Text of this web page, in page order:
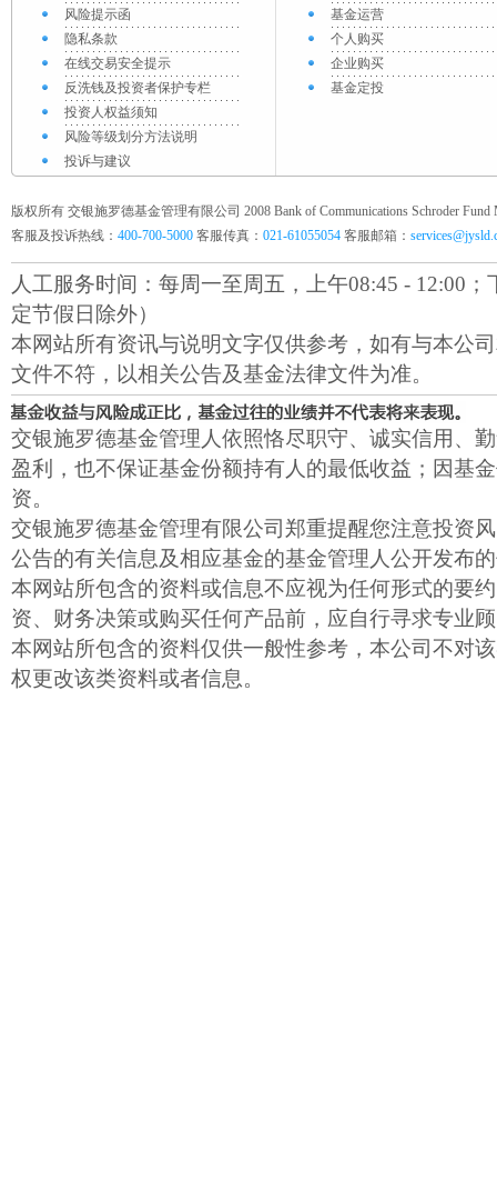
风险提示函
隐私条款
在线交易安全提示
反洗钱及投资者保护专栏
投资人权益须知
风险等级划分方法说明
投诉与建议
基金运营
个人购买
企业购买
基金定投
版权所有 交银施罗德基金管理有限公司 2008 Bank of Communications Schroder Fund
客服及投诉热线： 400-700-5000 客服传真： 021-61055054 客服邮箱：
人工服务时间：每周一至周五，上午08:45 - 12:00；
定节假日除外）
本网站所有资讯与说明文字仅供参考，如有与本公
文件不符，以相关公告及基金法律文件为准。
交银施罗德基金管理人依照恪尽职守、诚实信用、
盈利，也不保证基金份额持有人的最低收益；因基
资。
交银施罗德基金管理有限公司郑重提醒您注意投资
公告的有关信息及相应基金的基金管理人公开发布
本网站所包含的资料或信息不应视为任何形式的要
资、财务决策或购买任何产品前，应自行寻求专业
本网站所包含的资料仅供一般性参考，本公司不对
权更改该类资料或者信息。